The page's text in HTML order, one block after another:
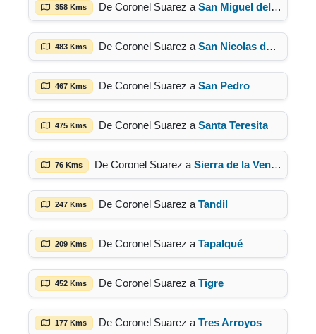
358 Kms De Coronel Suarez a San Miguel del Monte
483 Kms De Coronel Suarez a San Nicolas de los Arroyos
467 Kms De Coronel Suarez a San Pedro
475 Kms De Coronel Suarez a Santa Teresita
76 Kms De Coronel Suarez a Sierra de la Ventana
247 Kms De Coronel Suarez a Tandil
209 Kms De Coronel Suarez a Tapalqué
452 Kms De Coronel Suarez a Tigre
177 Kms De Coronel Suarez a Tres Arroyos